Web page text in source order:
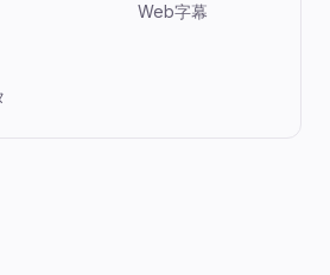
Web字幕